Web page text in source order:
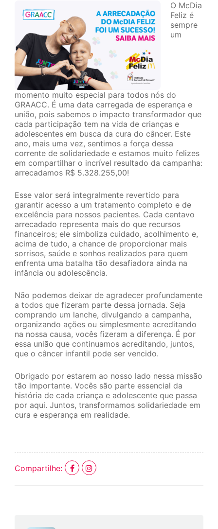
O McDia
Feliz é
sempre
um
momento muito especial para todos nós do
GRAACC. É uma data carregada de esperança e
união, pois sabemos o impacto transformador que
cada participação tem na vida de crianças e
adolescentes em busca da cura do câncer. Este
ano, mais uma vez, sentimos a força dessa
corrente de solidariedade e estamos muito felizes
em compartilhar o incrível resultado da campanha:
arrecadamos R$ 5.328.255,00!
Esse valor será integralmente revertido para
garantir acesso a um tratamento completo e de
excelência para nossos pacientes. Cada centavo
arrecadado representa mais do que recursos
financeiros; ele simboliza cuidado, acolhimento e,
acima de tudo, a chance de proporcionar mais
sorrisos, saúde e sonhos realizados para quem
enfrenta uma batalha tão desafiadora ainda na
infância ou adolescência.
Não podemos deixar de agradecer profundamente
a todos que fizeram parte dessa jornada. Seja
comprando um lanche, divulgando a campanha,
organizando ações ou simplesmente acreditando
na nossa causa, vocês fizeram a diferença. É por
essa união que continuamos acreditando, juntos,
que o câncer infantil pode ser vencido.
Obrigado por estarem ao nosso lado nessa missão
tão importante. Vocês são parte essencial da
história de cada criança e adolescente que passa
por aqui. Juntos, transformamos solidariedade em
cura e esperança em realidade.
Compartilhe: